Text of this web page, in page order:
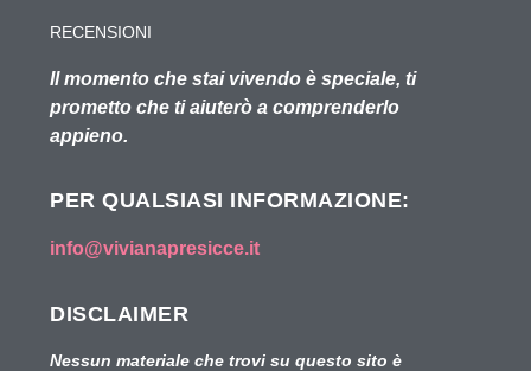
RECENSIONI
Il momento che stai vivendo è speciale, ti
prometto che ti aiuterò a comprenderlo
appieno.
PER QUALSIASI INFORMAZIONE:
info@vivianapresicce.it
DISCLAIMER
Nessun materiale che trovi su questo sito è